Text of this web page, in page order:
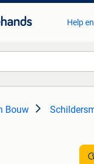
Help
Bouw